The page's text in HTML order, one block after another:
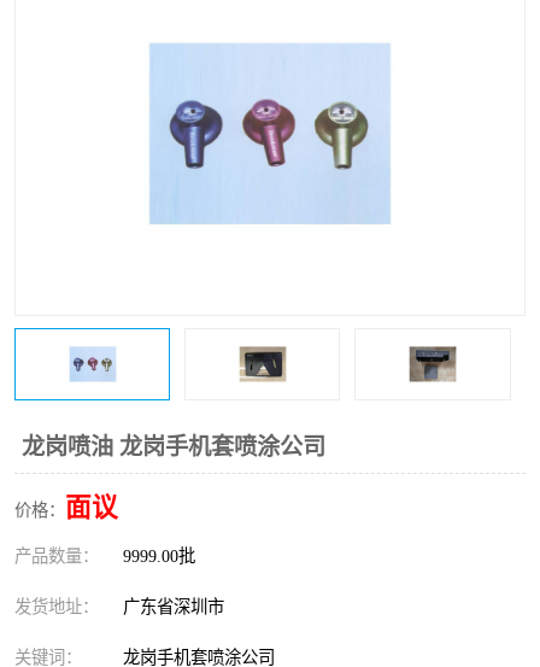
龙岗喷油 龙岗手机套喷涂公司
价格： 面议
产品数量： 9999.00批
发货地址： 广东省深圳市
关键词： 龙岗手机套喷涂公司